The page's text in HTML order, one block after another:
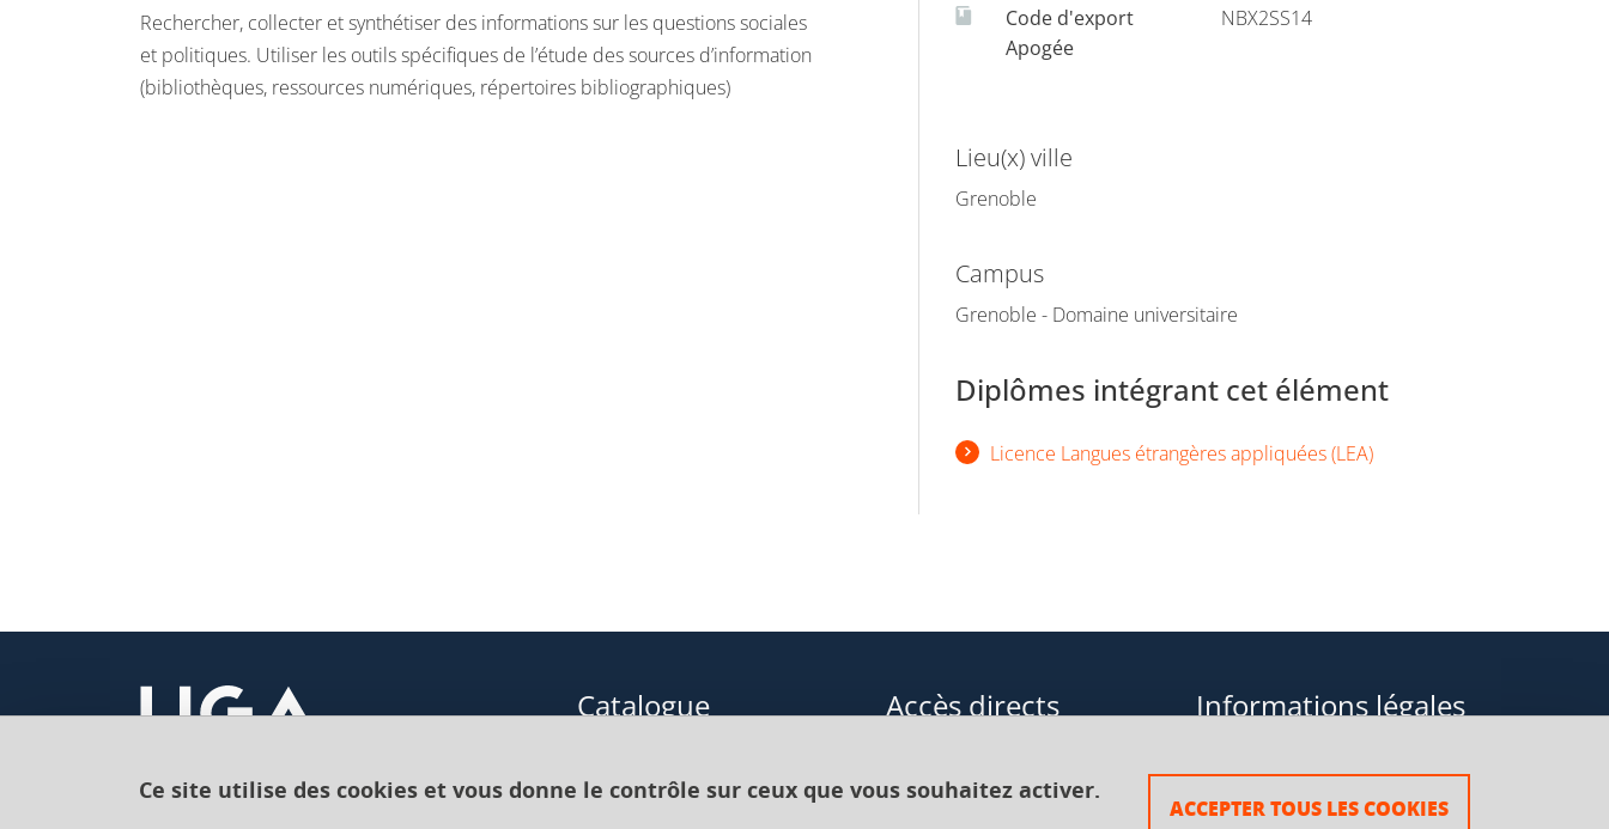
Ce site utilise des cookies et vous donne le contrôle sur ceux que vous souhaitez activer.
ACCEPTER TOUS LES COOKIES
Rechercher, collecter et synthétiser des informations sur les questions sociales
et politiques. Utiliser les outils spécifiques de l’étude des sources d’information
(bibliothèques, ressources numériques, répertoires bibliographiques)
Code d'export
Apogée
NBX2SS14
Lieu(x) ville
Grenoble
Campus
Grenoble - Domaine universitaire
Diplômes intégrant cet élément
Licence Langues étrangères appliquées (LEA)
Catalogue Accès directs Informations légales
Plan du site